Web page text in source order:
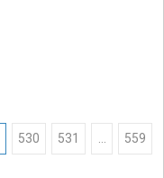
530 531 559